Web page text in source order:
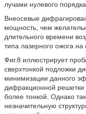
лучами нулевого
Внеосевые
мощность, чем
длительного времени
типа лазерного ожога на
Фиг.8 иллюстрирует
сверхтонкой подложки
минимизации данного
дифракционной решетки
более тонкой. Однако
незначительную